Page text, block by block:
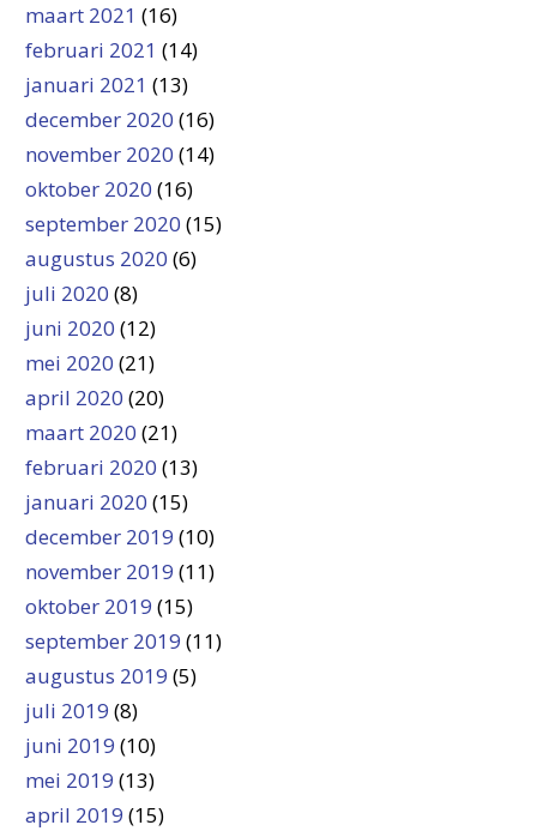
maart 2021 (16)
februari 2021 (14)
januari 2021 (13)
december 2020 (16)
november 2020 (14)
oktober 2020 (16)
september 2020 (15)
augustus 2020 (6)
juli 2020 (8)
juni 2020 (12)
mei 2020 (21)
april 2020 (20)
maart 2020 (21)
februari 2020 (13)
januari 2020 (15)
december 2019 (10)
november 2019 (11)
oktober 2019 (15)
september 2019 (11)
augustus 2019 (5)
juli 2019 (8)
juni 2019 (10)
mei 2019 (13)
april 2019 (15)